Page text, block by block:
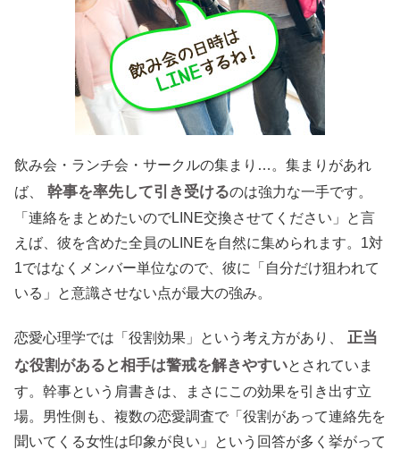
飲み会・ランチ会・サークルの集まり…。集まりがあれ
ば、
幹事を率先して引き受けるのは強力な一手です。
「連絡をまとめたいのでLINE交換させてください」と言
えば、彼を含めた全員のLINEを自然に集められます。1対
1ではなくメンバー単位なので、彼に「自分だけ狙われて
いる」と意識させない点が最大の強み。
恋愛心理学では「役割効果」という考え方があり、
正当
な役割があると相手は警戒を解きやすいとされていま
す。幹事という肩書きは、まさにこの効果を引き出す立
場。男性側も、複数の恋愛調査で「役割があって連絡先を
聞いてくる女性は印象が良い」という回答が多く挙がって